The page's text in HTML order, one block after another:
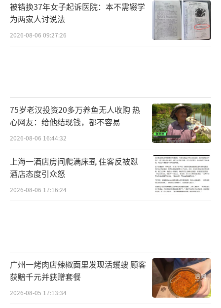
被错换37年女子起诉医院：本不需辍学
为两家人讨说法
2026-08-06 09:27:26
75岁老汉投资20多万养鱼无人收购 热
心网友：给他结现钱，都不容易
2026-08-06 16:44:32
上海一酒店房间爬满床虱 住客反被怼
酒店态度引众怒
2026-08-06 17:16:24
广州一烤肉店辣椒面里发现活蠼螋 顾客
获赔千元并获赠套餐
2026-08-05 17:13:34